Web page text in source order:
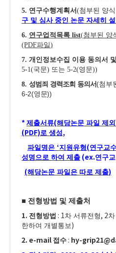
5. 연구수행계획서 (첨부된 양
구 및 심사 중인 논문 자세히
6. 연구업적목록 list(첨부된 양
(PDF파일)
7. 개인정보수집 이용 동의서
5-1(국문) 또는 5-2(영문))
8. 성범죄 경력조회 동의서 (첨부
6-2(영문))
* 제출서류(해당논문 파일 제외
(PDF)로 생성,
파일명은 ‘지원유형(연구교
성명으로 하여 제출 (ex.연구
(해당논문 파일은 따로 제출)
■ 전형방법 및 제출처
1. 전형방법 : 1차 서류전형 , 2
한하여 개별통보)
2. e-mail 접수 : hy-